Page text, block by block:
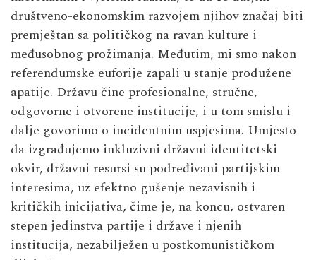
društveno-ekonomskim razvojem njihov značaj biti
premještan sa političkog na ravan kulture i
međusobnog prožimanja. Međutim, mi smo nakon
referendumske euforije zapali u stanje produžene
apatije. Državu čine profesionalne, stručne,
odgovorne i otvorene institucije, i u tom smislu i
dalje govorimo o incidentnim uspjesima. Umjesto
da izgrađujemo inkluzivni državni identitetski
okvir, državni resursi su podređivani partijskim
interesima, uz efektno gušenje nezavisnih i
kritičkih inicijativa, čime je, na koncu, ostvaren
stepen jedinstva partije i države i njenih
institucija, nezabilježen u postkomunističkom